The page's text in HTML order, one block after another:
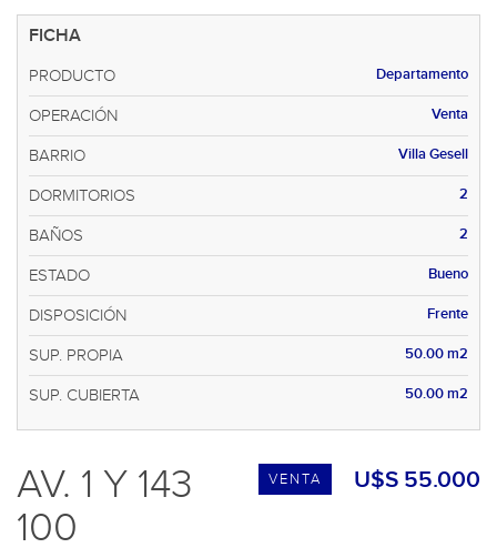
FICHA
PRODUCTO Departamento
OPERACIÓN Venta
BARRIO Villa Gesell
DORMITORIOS 2
BAÑOS 2
ESTADO Bueno
DISPOSICIÓN Frente
SUP. PROPIA 50.00 m2
SUP. CUBIERTA 50.00 m2
U$S 55.000
VENTA
AV. 1 Y 143
100